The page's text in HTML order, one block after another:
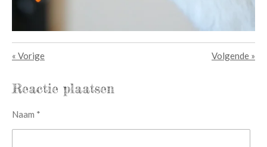
« Vorige Volgende »
Reactie plaatsen
Naam *